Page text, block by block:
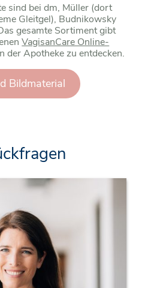
sind bei dm, Müller (dort
Gleitgel), Budnikowsky
gesamte Sortiment gibt
VagisanCare Online-
der Apotheke zu entdecken.
Bildmaterial